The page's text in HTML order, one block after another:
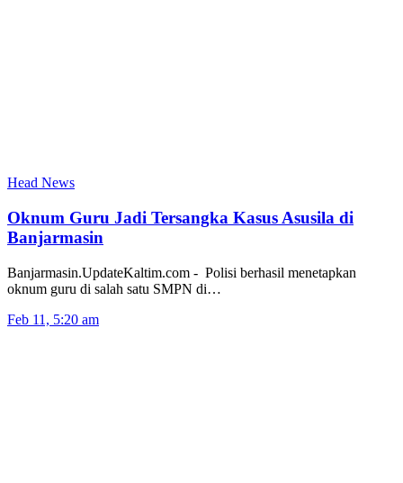
Head News
Oknum Guru Jadi Tersangka Kasus Asusila di
Banjarmasin
Banjarmasin.UpdateKaltim.com - Polisi berhasil menetapkan
oknum guru di salah satu SMPN di…
Feb 11, 5:20 am